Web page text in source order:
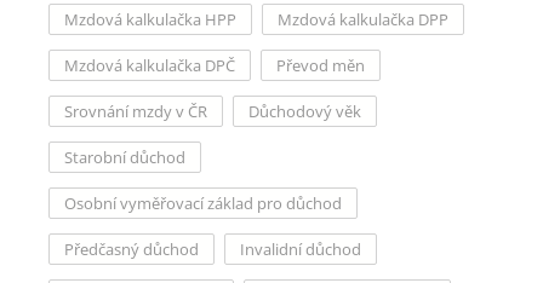
Mzdová kalkulačka HPP Mzdová kalkulačka DPP
Mzdová kalkulačka DPČ Převod měn
Srovnání mzdy v ČR Důchodový věk
Starobní důchod
Osobní vyměřovací základ pro důchod
Předčasný důchod Invalidní důchod